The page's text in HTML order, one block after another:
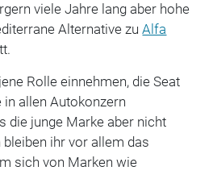
viele Jahre lang aber hohe
Alternative zuAlfa
Rolle einnehmen, die Seat
in allen Autokonzern
die junge Marke aber nicht
ihr vor allem das
sich von Marken wie